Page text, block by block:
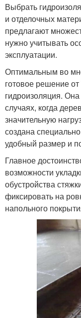
Выбрать
и отделочных
предлагают
нужно учитывать
эксплуатации.
Оптимальным во
готовое решение
гидроизоляция.
случаях, когда
значительную
создана
удобный размер и
Главное
возможности
обустройства
фиксировать на
напольного